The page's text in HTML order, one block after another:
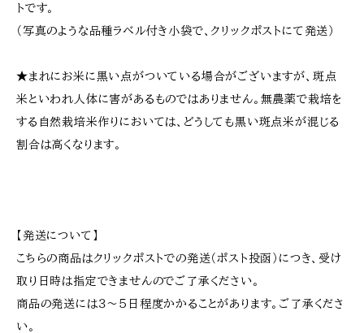
トです。
（写真のような品種ラベル付き小袋で、クリックポストにて発送）
★まれにお米に黒い点がついている場合がございますが、斑点
米といわれ人体に害があるものではありません。無農薬で栽培を
する自然栽培米作りにおいては、どうしても黒い斑点米が混じる
割合は高くなります。
【発送について】
こちらの商品はクリックポストでの発送（ポスト投函）につき、受け
取り日時は指定できませんのでご了承ください。
商品の発送には３～５日程度かかることがあります。ご了承くださ
い。